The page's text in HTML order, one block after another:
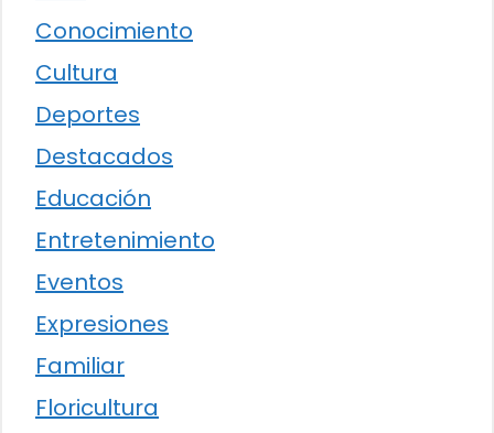
Conocimiento
Cultura
Deportes
Destacados
Educación
Entretenimiento
Eventos
Expresiones
Familiar
Floricultura